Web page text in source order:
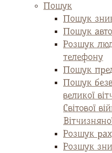
Пошук
Пошук
Пошук
Розшук
телефону
Пошук
Пошук
великої
Світової
Розшук
Розшук